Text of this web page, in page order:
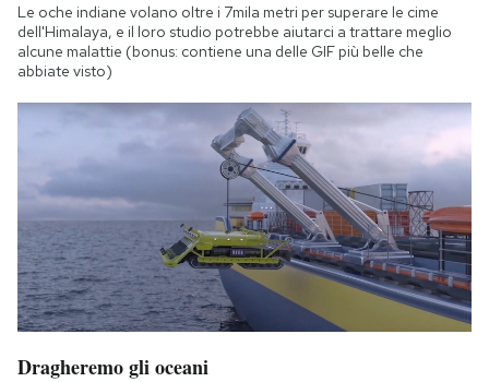
Le oche indiane volano oltre i 7mila metri per superare le cime
dell'Himalaya, e il loro studio potrebbe aiutarci a trattare meglio
alcune malattie (bonus: contiene una delle GIF più belle che
abbiate visto)
Dragheremo gli oceani